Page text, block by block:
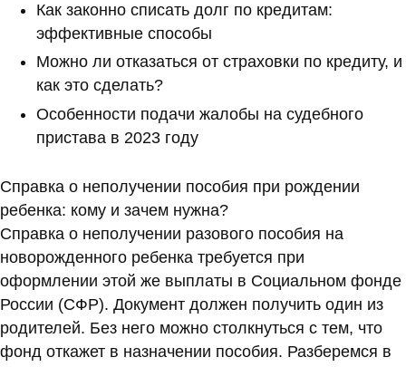
Как законно списать долг по кредитам:
эффективные способы
Можно ли отказаться от страховки по кредиту, и
как это сделать?
Особенности подачи жалобы на судебного
пристава в 2023 году
Справка о неполучении пособия при рождении
ребенка: кому и зачем нужна?
Справка о неполучении разового пособия на
новорожденного ребенка требуется при
оформлении этой же выплаты в Социальном фонде
России (СФР). Документ должен получить один из
родителей. Без него можно столкнуться с тем, что
фонд откажет в назначении пособия. Разберемся в